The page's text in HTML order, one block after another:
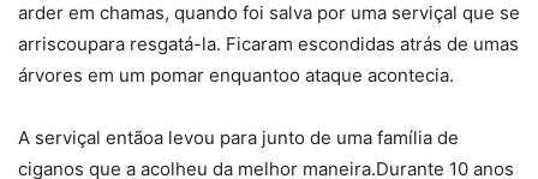
arder em chamas, quando foi salva por uma serviçal que se
arriscoupara resgatá-la. Ficaram escondidas atrás de umas
árvores em um pomar enquantoo ataque acontecia.
A serviçal entãoa levou para junto de uma família de
ciganos que a acolheu da melhor maneira.Durante 10 anos